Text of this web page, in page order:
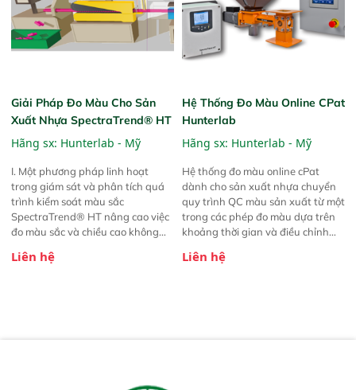
từ lô thuốc nhuộm lỗi cho khách
hàng.
LCh, E313 Whiteness Index, Tint,
E313 Yellowness Index và D1925
Yellowness Index.
Giải Pháp Đo Màu Cho Sản
Xuất Nhựa SpectraTrend® HT
Hãng sx: Hunterlab - Mỹ
I. Một phương pháp linh hoạt
trong giám sát và phân tích quá
trình kiểm soát màu sắc
SpectraTrend® HT nâng cao việc
đo màu sắc và chiều cao không
hợp tính linh hoạt, sự đơn giản và
chia sẻ mục tiêu chung là sản
Liên hệ
Hệ Thống Đo Màu Online CPat
Hunterlab
Hãng sx: Hunterlab - Mỹ
Hệ thống đo màu online cPat
dành cho sản xuất nhựa chuyển
quy trình QC màu sản xuất từ một
trong các phép đo màu dựa trên
khoảng thời gian và điều chỉnh
thời gian thực, kiểm soát màu
Liên hệ